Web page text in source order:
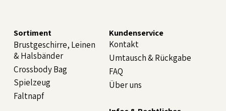
Sortiment
Brustgeschirre, Leinen
& Halsbänder
Crossbody Bag
Spielzeug
Faltnapf
Kundenservice
Kontakt
Über uns
Umtausch & Rückgabe
FAQ